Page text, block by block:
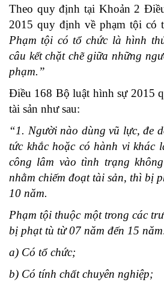
Theo quy định tại Khoản 2
2015 quy định về phạm tội có
Phạm tội có tổ chức là hình
câu kết chặt chẽ giữa những
phạm.”
Điều 168 Bộ luật hình sự 2015
tài sản như sau:
“1. Người nào dùng vũ lực, đe
tức khắc hoặc có hành vi khác
công lâm vào tình trạng
nhằm chiếm đoạt tài sản, thì bị
10 năm.
Phạm tội thuộc một trong các
bị phạt tù từ 07 năm đến 15
a) Có tổ chức;
b) Có tính chất chuyên nghiệp;